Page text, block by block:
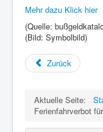
Mehr dazu Klick hier
(Quelle:
(Bild: Symbolbild)
Zurück
Aktuelle Seite:
Ferienfahrverbot